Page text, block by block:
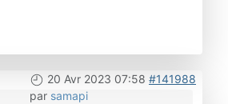
20 Avr 2023 07:58 #141988
par samapi